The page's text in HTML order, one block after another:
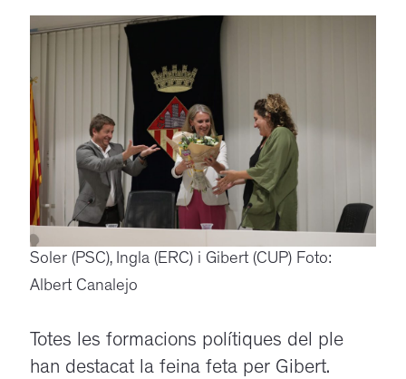
Soler (PSC), Ingla (ERC) i Gibert (CUP) Foto:
Albert Canalejo
Totes les formacions polítiques del ple
han destacat la feina feta per Gibert.